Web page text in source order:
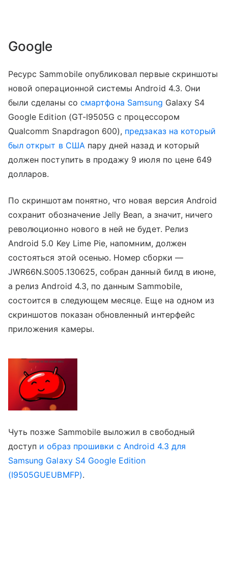
Google
Ресурс Sammobile опубликовал первые скриншоты
новой операционной системы Android 4.3. Они
были сделаны со смартфона Samsung Galaxy S4
Google Edition (GT-I9505G с процессором
Qualcomm Snapdragon 600), предзаказ на который
был открыт в США пару дней назад и который
должен поступить в продажу 9 июля по цене 649
долларов.
По скриншотам понятно, что новая версия Android
сохранит обозначение Jelly Bean, а значит, ничего
революционно нового в ней не будет. Релиз
Android 5.0 Key Lime Pie, напомним, должен
состояться этой осенью. Номер сборки —
JWR66N.S005.130625, собран данный билд в июне,
а релиз Android 4.3, по данным Sammobile,
состоится в следующем месяце. Еще на одном из
скриншотов показан обновленный интерфейс
приложения камеры.
Чуть позже Sammobile выложил в свободный
доступ и образ прошивки с Android 4.3 для
Samsung Galaxy S4 Google Edition
(I9505GUEUBMFP).